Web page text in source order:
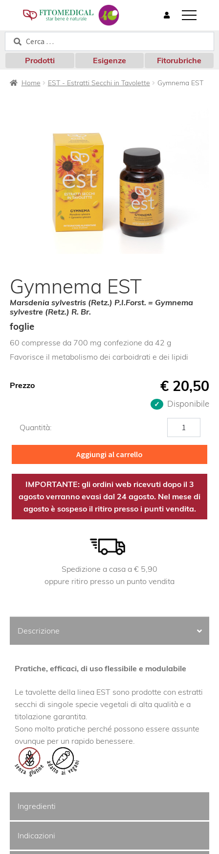
T
o
g
l
e
n
a
Cerca:
Cerca
Prodotti Esigenze Fitorubriche
Home EST - Estratti Secchi in Tavolette Gymnema EST
Gymnema EST
Marsdenia sylvestris (Retz.) P.I.Forst. = Gymnema
sylvestre (Retz.) R. Br.
foglie
60 compresse da 700 mg confezione da 42 g
Favorisce il metabolismo dei carboidrati e dei lipidi
Prezzo € 20,50
Disponibile
Quantità:
Gymnema
EST
quantità
Aggiungi al carrello
IMPORTANTE: gli ordini web ricevuti dopo il 3
agosto verranno evasi dal 24 agosto. Nel mese di
agosto è sospeso il ritiro presso i punti vendita.
Spedizione a casa a € 5,90
oppure ritiro presso un punto vendita
Descrizione
Pratiche, efficaci, di uso flessibile e modulabile
Le tavolette della linea EST sono prodotte con estratti
secchi di singole specie vegetali di alta qualità e a
titolazione garantita.
Sono molto pratiche perché possono essere assunte
ovunque per un rapido benessere.
Ingredienti
Indicazioni